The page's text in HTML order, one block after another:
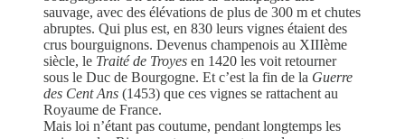
sauvage, avec des élévations de plus de 300 m et chutes
abruptes. Qui plus est, en 830 leurs vignes étaient des
crus bourguignons. Devenus champenois au XIIIème
siècle, le Traité de Troyes en 1420 les voit retourner
sous le Duc de Bourgogne. Et c’est la fin de la Guerre
des Cent Ans (1453) que ces vignes se rattachent au
Royaume de France.
Mais loi n’étant pas coutume, pendant longtemps les